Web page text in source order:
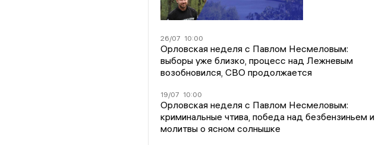
26/07 10:00
Орловская неделя с Павлом Несмеловым:
выборы уже близко, процесс над Лежневым
возобновился, СВО продолжается
19/07 10:00
Орловская неделя с Павлом Несмеловым:
криминальные чтива, победа над безбензиньем и
молитвы о ясном солнышке